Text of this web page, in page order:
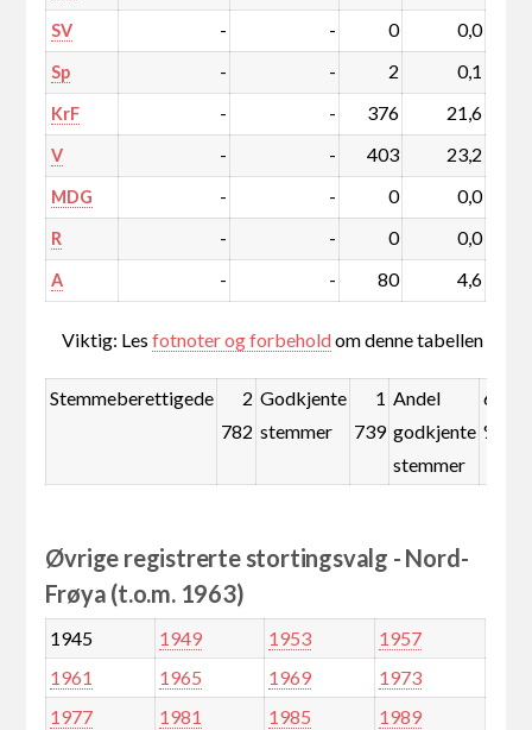
SV - - 0 0,0
Sp - - 2 0,1
KrF - - 376 21,6
V - - 403 23,2
MDG - - 0 0,0
R - - 0 0,0
A - - 80 4,6
Viktig: Lesfotnoter og forbeholdom denne tabellen
Stemmeberettigede
2
782
Godkjente
stemmer
1
739
Andel
godkjente
stemmer
62,5
%
Øvrige registrerte stortingsvalg - Nord-
Frøya (t.o.m. 1963)
1945 1949 1953
1957
1961
1965 1969
1973
1977
1981 1985
1989